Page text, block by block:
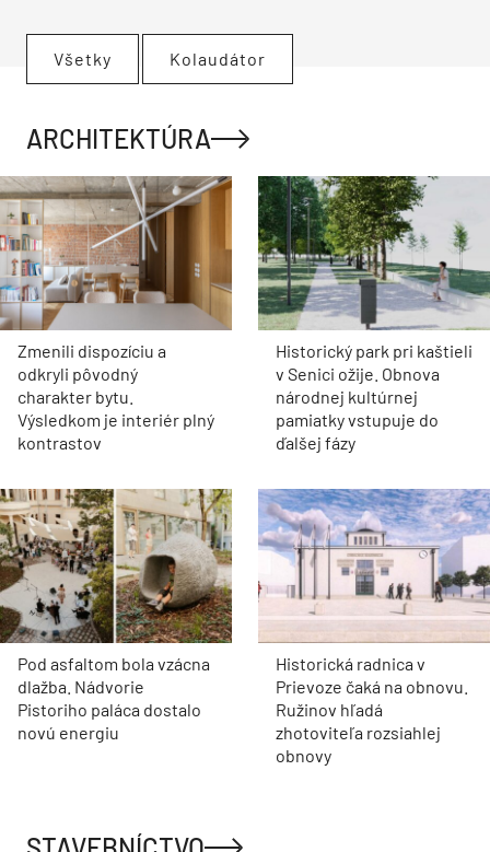
Všetky Kolaudátor
ARCHITEKTÚRA
Zmenili dispozíciu a
odkryli pôvodný
charakter bytu.
Výsledkom je interiér plný
kontrastov
Historický park pri kaštieli
v Senici ožije. Obnova
národnej kultúrnej
pamiatky vstupuje do
ďalšej fázy
Pod asfaltom bola vzácna
dlažba. Nádvorie
Pistoriho paláca dostalo
novú energiu
Historická radnica v
Prievoze čaká na obnovu.
Ružinov hľadá
zhotoviteľa rozsiahlej
obnovy